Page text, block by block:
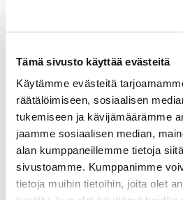
Tämä sivusto käyttää evästeitä
Käytämme evästeitä
räätälöimiseen, sosiaalisen
tukemiseen ja kävijämäärämme
jaamme sosiaalisen median,
alan kumppaneillemme tietoja
sivustoamme. Kumppanimme
tietoja muihin tietoihin, joita olet
Saksan
verkosto
Suomalaisten yritysten
kauppakama­rien AHK-